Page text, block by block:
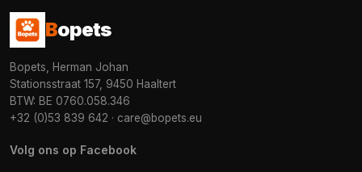
Bopets
Bopets, Herman Johan
Stationsstraat 157, 9450 Haaltert
BTW: BE 0760.058.346
+32 (0)53 839 642 · care@bopets.eu
Volg ons op Facebook